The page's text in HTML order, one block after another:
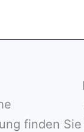
finden Sie